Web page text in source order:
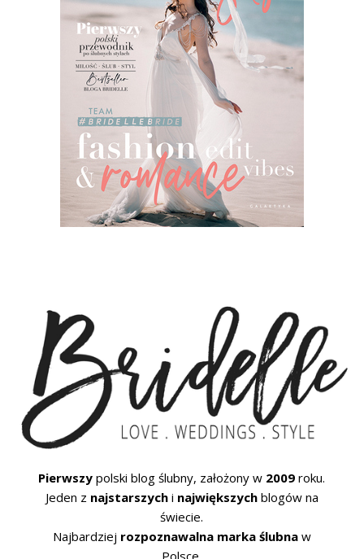
Pierwszy polski blog ślubny, założony w 2009 roku.
Jeden z najstarszychi największychblogów na
świecie.
Najbardziej rozpoznawalna marka ślubnaw